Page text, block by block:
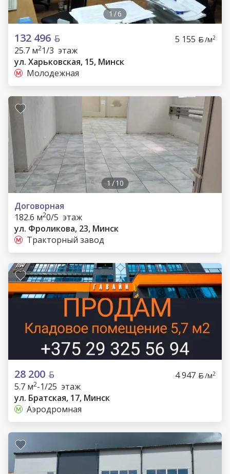
1/6
132 496 5 155 /м2
25.7 м21/3 этаж
ул. Харьковская, 15, Минск
Молодежная
1 /10
Договорная
182.6 м20/5 этаж
ул. Фроликова, 23, Минск
Тракторный завод
28 200 4 947 /м2
5.7 м2-1/25 этаж
ул. Братская, 17, Минск
Аэродромная